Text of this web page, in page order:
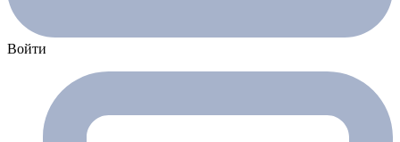
Войти